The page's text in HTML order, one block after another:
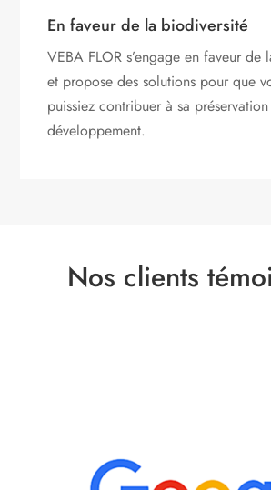
En faveur de la biodiversité
VEBA FLOR s’engageen faveur de
et propose des solutions pour que
puissiez contribuer à sa
développement.
Nos clients